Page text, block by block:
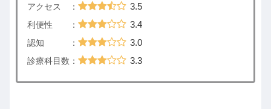
アクセス ： 3.5
利便性 ： 3.4
認知 ： 3.0
診療科目数： 3.3